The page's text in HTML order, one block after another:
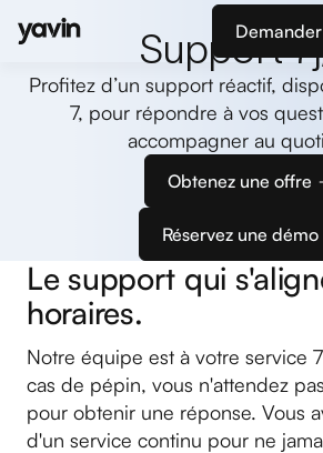
Support
Profitez d’un support réactif,
7, pour répondre à vos
accompagner au
Obtenez une offre
Réservez une démo
Le support qui
horaires.
Notre équipe est à votre service
cas de pépin, vous n'attendez
pour obtenir une réponse. Vous
d'un service continu pour ne